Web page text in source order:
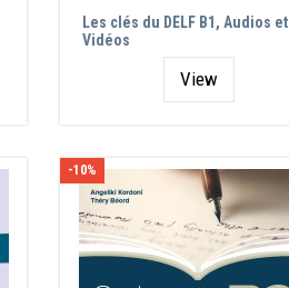
Les clés du DELF B1, Audios et
Vidéos
View
-10%